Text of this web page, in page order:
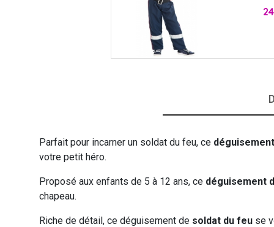
Prix
Parfait pour incarner un soldat du feu, ce
votre petit héro.
Proposé aux enfants de 5 à 12 ans, ce déguisement
chapeau.
Riche de détail, ce déguisement de soldat du feu se